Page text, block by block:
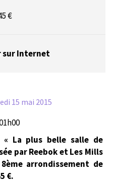
€
sur Internet
15 mai 2015
« La plus belle salle de
par Reebok et Les Mills
arrondissement de
€.